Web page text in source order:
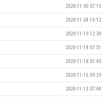
2020-11-30 07:15
2020-11-24 10:12
2020-11-19 12:30
2020-11-18 07:51
2020-11-18 07:40
2020-11-16 09:29
2020-11-13 07:44